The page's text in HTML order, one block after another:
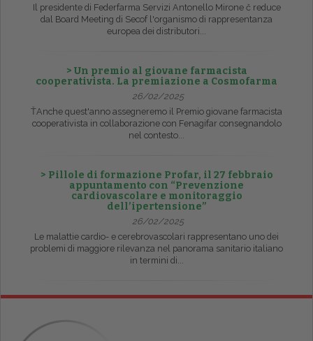
Il presidente di Federfarma Servizi Antonello Mirone č reduce
dal Board Meeting di Secof l'organismo di rappresentanza
europea dei distributori...
> Un premio al giovane farmacista
cooperativista. La premiazione a Cosmofarma
26/02/2025
ŤAnche quest'anno assegneremo il Premio giovane farmacista
cooperativista in collaborazione con Fenagifar consegnandolo
nel contesto...
> Pillole di formazione Profar, il 27 febbraio
appuntamento con “Prevenzione
cardiovascolare e monitoraggio
dell’ipertensione”
26/02/2025
Le malattie cardio- e cerebrovascolari rappresentano uno dei
problemi di maggiore rilevanza nel panorama sanitario italiano
in termini di...